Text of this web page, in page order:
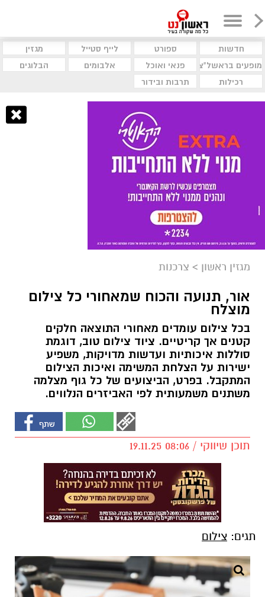
חדשות ספורט לייף סטייל
מגזין
מופעים בראשל"צ
פנאי ואוכל אלבומים
הבלוגים
רכילות
תרבות ובידור
מגזין ראשון > צרכנות
אור, תנועה והכוח שמאחורי כל צילום
מוצלח
בכל צילום עומדים מאחורי התוצאה חלקים
קטנים אך קריטיים. ציוד צילום טוב, דוגמת
סוללות איכותיות ועדשות מדויקות, משפיע
ישירות על הצלחת המשימה ואיכות הצילום
המתקבל. בפרט, הביצועים של כל גוף מצלמה
משתנים משמעותית לפי האביזרים הנלווים.
תוכן שיווקי / 08:06 19.11.25
תגים: צילום